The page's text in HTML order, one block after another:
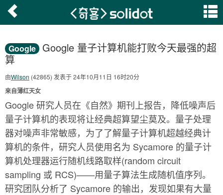
Google
Google 量子计算机能打败今天最强的超
算
由Wilson (42865) 发表于 24年10月11日 16时20分
来自薄红天女
Google 研究人员在《自然》期刊上报告，降低噪声后
量子计算机的表现将让经典超算望尘莫及。量子处理
器对噪声非常敏感，为了了解量子计算机超越经典计
算机的条件，研究人员使用名为 Sycamore 的量子计
算机处理器运行随机线路取样(random circuit
sampling 或 RCS)——用量子算法生成随机值序列。
研究团队分析了 Sycamore 的输出，发现如果有大量